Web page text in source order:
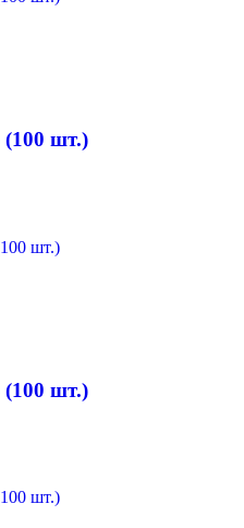
(100 шт.)
(100 шт.)